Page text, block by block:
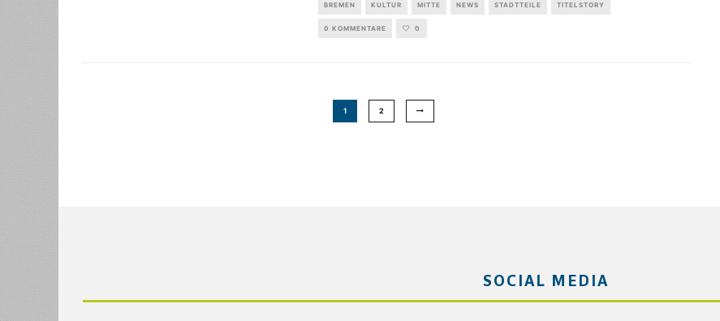
BREMEN KULTUR MITTE NEWS STADTTEILE TITELSTORY
0 KOMMENTARE 0
1 2
SOCIAL MEDIA